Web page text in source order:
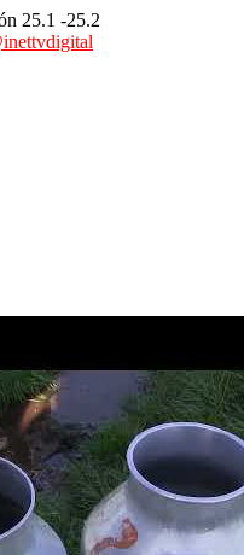
25.1 -25.2